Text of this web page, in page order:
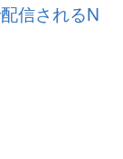
信されるN